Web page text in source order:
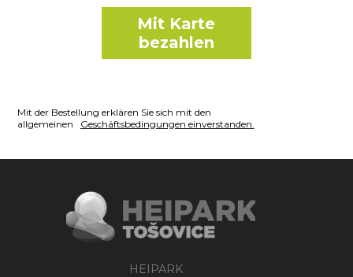
Mit Karte
bezahlen
Mit der Bestellung erklären Sie sich mit den
allgemeinen
Geschäftsbedingungen einverstanden.
HEIPARK